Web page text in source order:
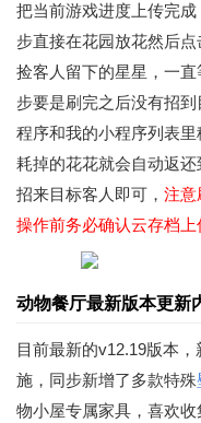
把当前游戏进度上传完
步直接在花园放花然后
捡客人留下的星星，一
步要是刷完之后没有招
程序和我的小程序列表
耗掉的花花就会自动返
招来目标客人即可， 注意
操作前务必确认云存档上
动物餐厅最新版本更新
目前最新的v12.19版本
施，同步新增了多款特殊
物小屋专属家具，喜欢